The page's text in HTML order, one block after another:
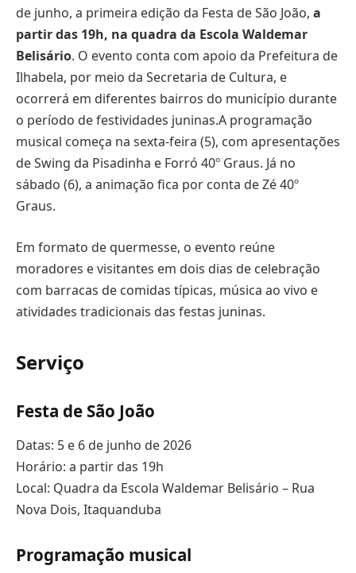
de junho, a primeira edição da Festa de São João, a
partir das 19h, na quadra da Escola Waldemar
Belisário. O evento conta com apoio da Prefeitura de
Ilhabela, por meio da Secretaria de Cultura, e
ocorrerá em diferentes bairros do município durante
o período de festividades juninas.A programação
musical começa na sexta-feira (5), com apresentações
de Swing da Pisadinha e Forró 40º Graus. Já no
sábado (6), a animação fica por conta de Zé 40º
Graus.
Em formato de quermesse, o evento reúne
moradores e visitantes em dois dias de celebração
com barracas de comidas típicas, música ao vivo e
atividades tradicionais das festas juninas.
Serviço
Festa de São João
Datas: 5 e 6 de junho de 2026
Horário: a partir das 19h
Local: Quadra da Escola Waldemar Belisário – Rua
Nova Dois, Itaquanduba
Programação musical